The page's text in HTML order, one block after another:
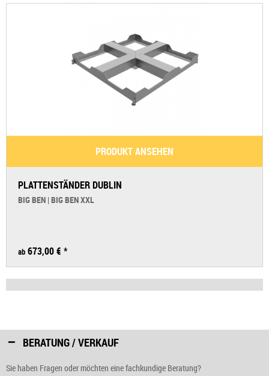
PRODUKT ANSEHEN
PLATTENSTÄNDER DUBLIN
BIG BEN | BIG BEN XXL
ab 673,00 € *
BERATUNG / VERKAUF
Sie haben Fragen oder möchten eine fachkundige Beratung?